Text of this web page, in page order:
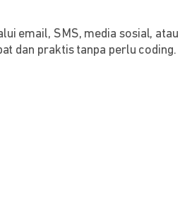
email, SMS, media sosial, atau
dan praktis tanpa perlu coding.